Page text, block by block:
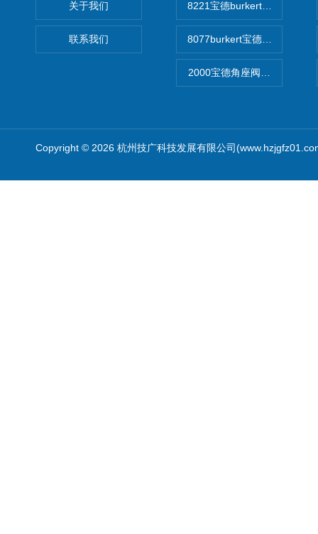
关于我们
联系我们
8221宝德burkert电导率探头
8077burkert宝德椭圆齿轮脉
2000宝德角座阀德国宝帝
Copyright © 2026 杭州技广科技发展有限公司